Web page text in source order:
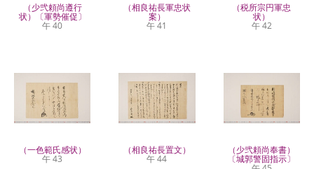
（少弐頼尚遵行
状）〔軍勢催促〕
午 40
（相良祐長軍忠状
案）
午 41
（税所宗円軍忠
状）
午 42
（一色範氏感状）
午 43
（相良祐長置文）
午 44
（少弐頼尚奉書）
〔城郭警固指示〕